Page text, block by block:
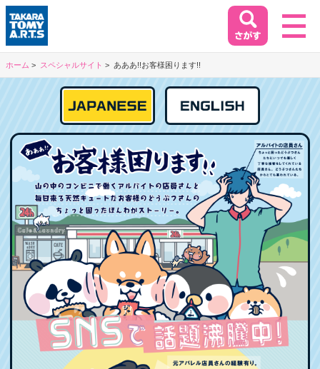
ホーム
商品情報
PRODUCT
イベント&キャンペーン
EVENT&CAMPAIGN
お客様相談室
SUPPORT
会社情報 採用情報
閉じる
ホーム スペシャルサイト あああ!!お客様困ります!!